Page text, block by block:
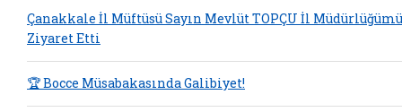
Çanakkale İl Müftüsü Sayın Mevlüt TOPÇU İl
Ziyaret Etti
🏆 Bocce Müsabakasında Galibiyet!